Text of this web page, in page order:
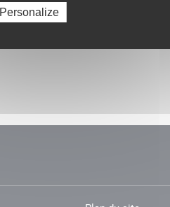
Personalize